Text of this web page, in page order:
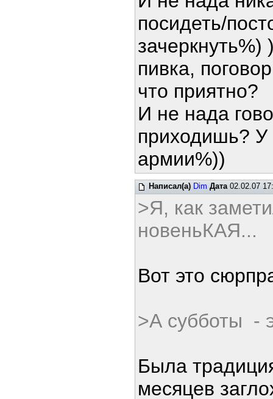
посидеть/
пивка,
что приятно?
И не нада
приходишь?
армии%))
Написал(а) Dim Дата02.02.07
>Я, как
новеньКАЯ...
Вот это
>А субботы -
Была
месяцев